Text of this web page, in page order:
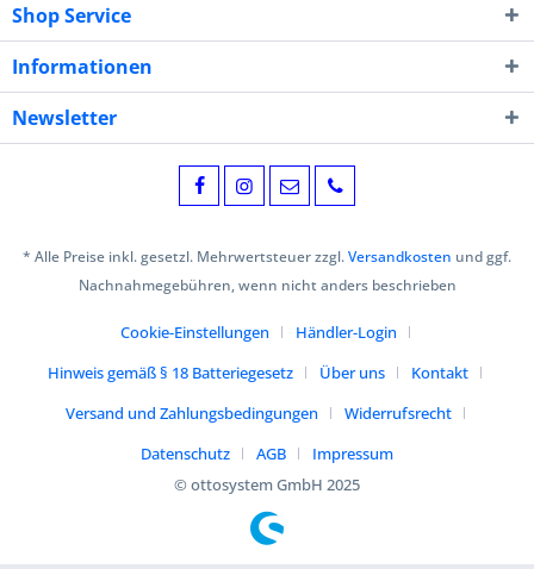
Shop Service
Informationen
Newsletter
* Alle Preise inkl. gesetzl. Mehrwertsteuer zzgl.Versandkosten und ggf.
Nachnahmegebühren, wenn nicht anders beschrieben
Cookie-Einstellungen
Händler-Login
Hinweis gemäß § 18 Batteriegesetz
Über uns
Kontakt
Versand und Zahlungsbedingungen
Widerrufsrecht
Datenschutz
AGB
Impressum
© ottosystem GmbH 2025